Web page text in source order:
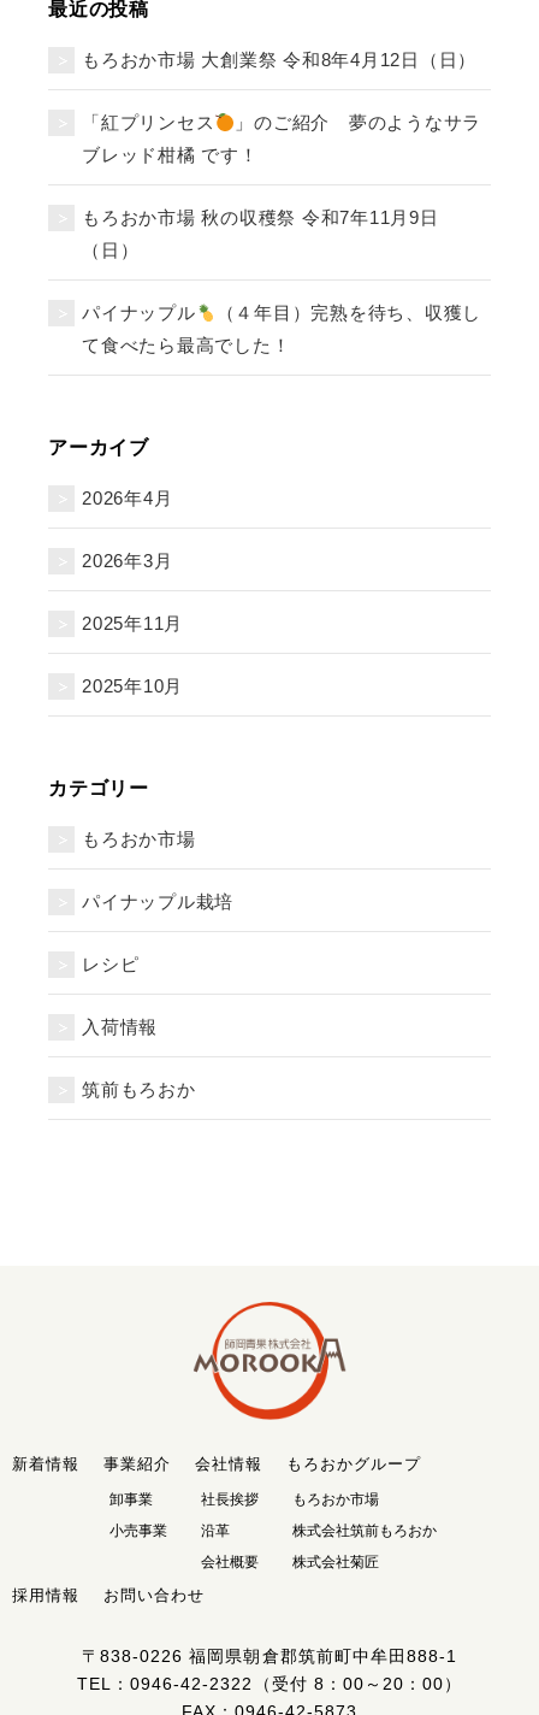
最近の投稿
もろおか市場 大創業祭 令和8年4月12日（日）
「紅プリンセス
」のご紹介 夢のようなサラ
ブレッド柑橘 です！
もろおか市場 秋の収穫祭 令和7年11月9日
（日）
パイナップル
（４年目）完熟を待ち、収獲し
て食べたら最高でした！
アーカイブ
2026年4月
2026年3月
2025年11月
2025年10月
カテゴリー
もろおか市場
パイナップル栽培
レシピ
入荷情報
筑前もろおか
新着情報 事業紹介
卸事業
小売事業
会社情報
社長挨拶
沿革
会社概要
もろおかグループ
もろおか市場
株式会社筑前もろおか
株式会社菊匠
採用情報 お問い合わせ
〒838-0226福岡県朝倉郡筑前町中牟田888-1
TEL： 0946-42-2322
（受付 8：00～20：00）
FAX：0946-42-5873